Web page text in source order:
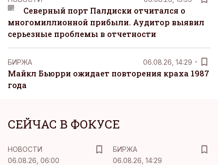
Северный порт Палдиски отчитался о
многомиллионной прибыли. Аудитор выявил
серьезные проблемы в отчетности
БИРЖА 06.08.26, 14:29
Майкл Бьюрри ожидает повторения краха 1987
года
СЕЙЧАС В ФОКУСЕ
НОВОСТИ
06.08.26, 06:00
БИРЖА
06.08.26, 14:29